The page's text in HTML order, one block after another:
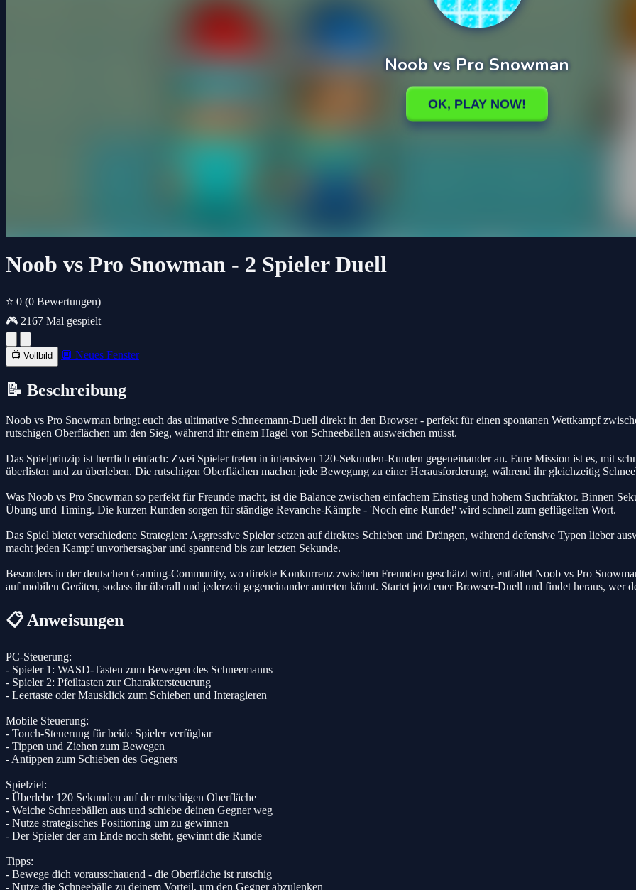
Noob vs Pro Snowman - 2 Spieler Duell
⭐ 0 (0 Bewertungen)
🎮 2167 Mal gespielt
📺 Vollbild 🔲 Neues Fenster
📝 Beschreibung
Noob vs Pro Snowman bringt euch das ultimative Schneemann-Duell direkt in den Browser - perfekt für einen spontanen Wettkampf
rutschigen Oberflächen um den Sieg, während ihr einem Hagel von Schneebällen ausweichen müsst.
Das Spielprinzip ist herrlich einfach: Zwei Spieler treten in intensiven 120-Sekunden-Runden gegeneinander an. Eure Mission ist es, mit
überlisten und zu überleben. Die rutschigen Oberflächen machen jede Bewegung zu einer Herausforderung, während ihr gleichzeitig
Was Noob vs Pro Snowman so perfekt für Freunde macht, ist die Balance zwischen einfachem Einstieg und hohem Suchtfaktor. Binnen
Übung und Timing. Die kurzen Runden sorgen für ständige Revanche-Kämpfe - 'Noch eine Runde!' wird schnell zum geflügelten Wort.
Das Spiel bietet verschiedene Strategien: Aggressive Spieler setzen auf direktes Schieben und Drängen, während defensive Typen lieber
macht jeden Kampf unvorhersagbar und spannend bis zur letzten Sekunde.
Besonders in der deutschen Gaming-Community, wo direkte Konkurrenz zwischen Freunden geschätzt wird, entfaltet Noob vs Pro
auf mobilen Geräten, sodass ihr überall und jederzeit gegeneinander antreten könnt. Startet jetzt euer Browser-Duell und findet heraus, wer
📋 Anweisungen
PC-Steuerung:
- Spieler 1: WASD-Tasten zum Bewegen des Schneemanns
- Spieler 2: Pfeiltasten zur Charaktersteuerung
- Leertaste oder Mausklick zum Schieben und Interagieren
Mobile Steuerung:
- Touch-Steuerung für beide Spieler verfügbar
- Tippen und Ziehen zum Bewegen
- Antippen zum Schieben des Gegners
Spielziel:
- Überlebe 120 Sekunden auf der rutschigen Oberfläche
- Weiche Schneebällen aus und schiebe deinen Gegner weg
- Nutze strategisches Positioning um zu gewinnen
- Der Spieler der am Ende noch steht, gewinnt die Runde
Tipps:
- Bewege dich vorausschauend - die Oberfläche ist rutschig
- Nutze die Schneebälle zu deinem Vorteil, um den Gegner abzulenken